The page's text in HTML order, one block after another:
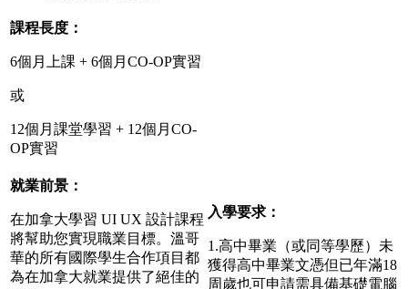
課程長度：
6個月上課 + 6個月CO-OP實習
或
12個月課堂學習 + 12個月CO-
OP實習
入學要求：
1.高中畢業（或同等學歷）未
獲得高中畢業文憑但已年滿18
周歲也可申請需具備基礎電腦
就業前景：
在加拿大學習 UI UX 設計課程
將幫助您實現職業目標。溫哥
華的所有國際學生合作項目都
為在加拿大就業提供了絕佳的